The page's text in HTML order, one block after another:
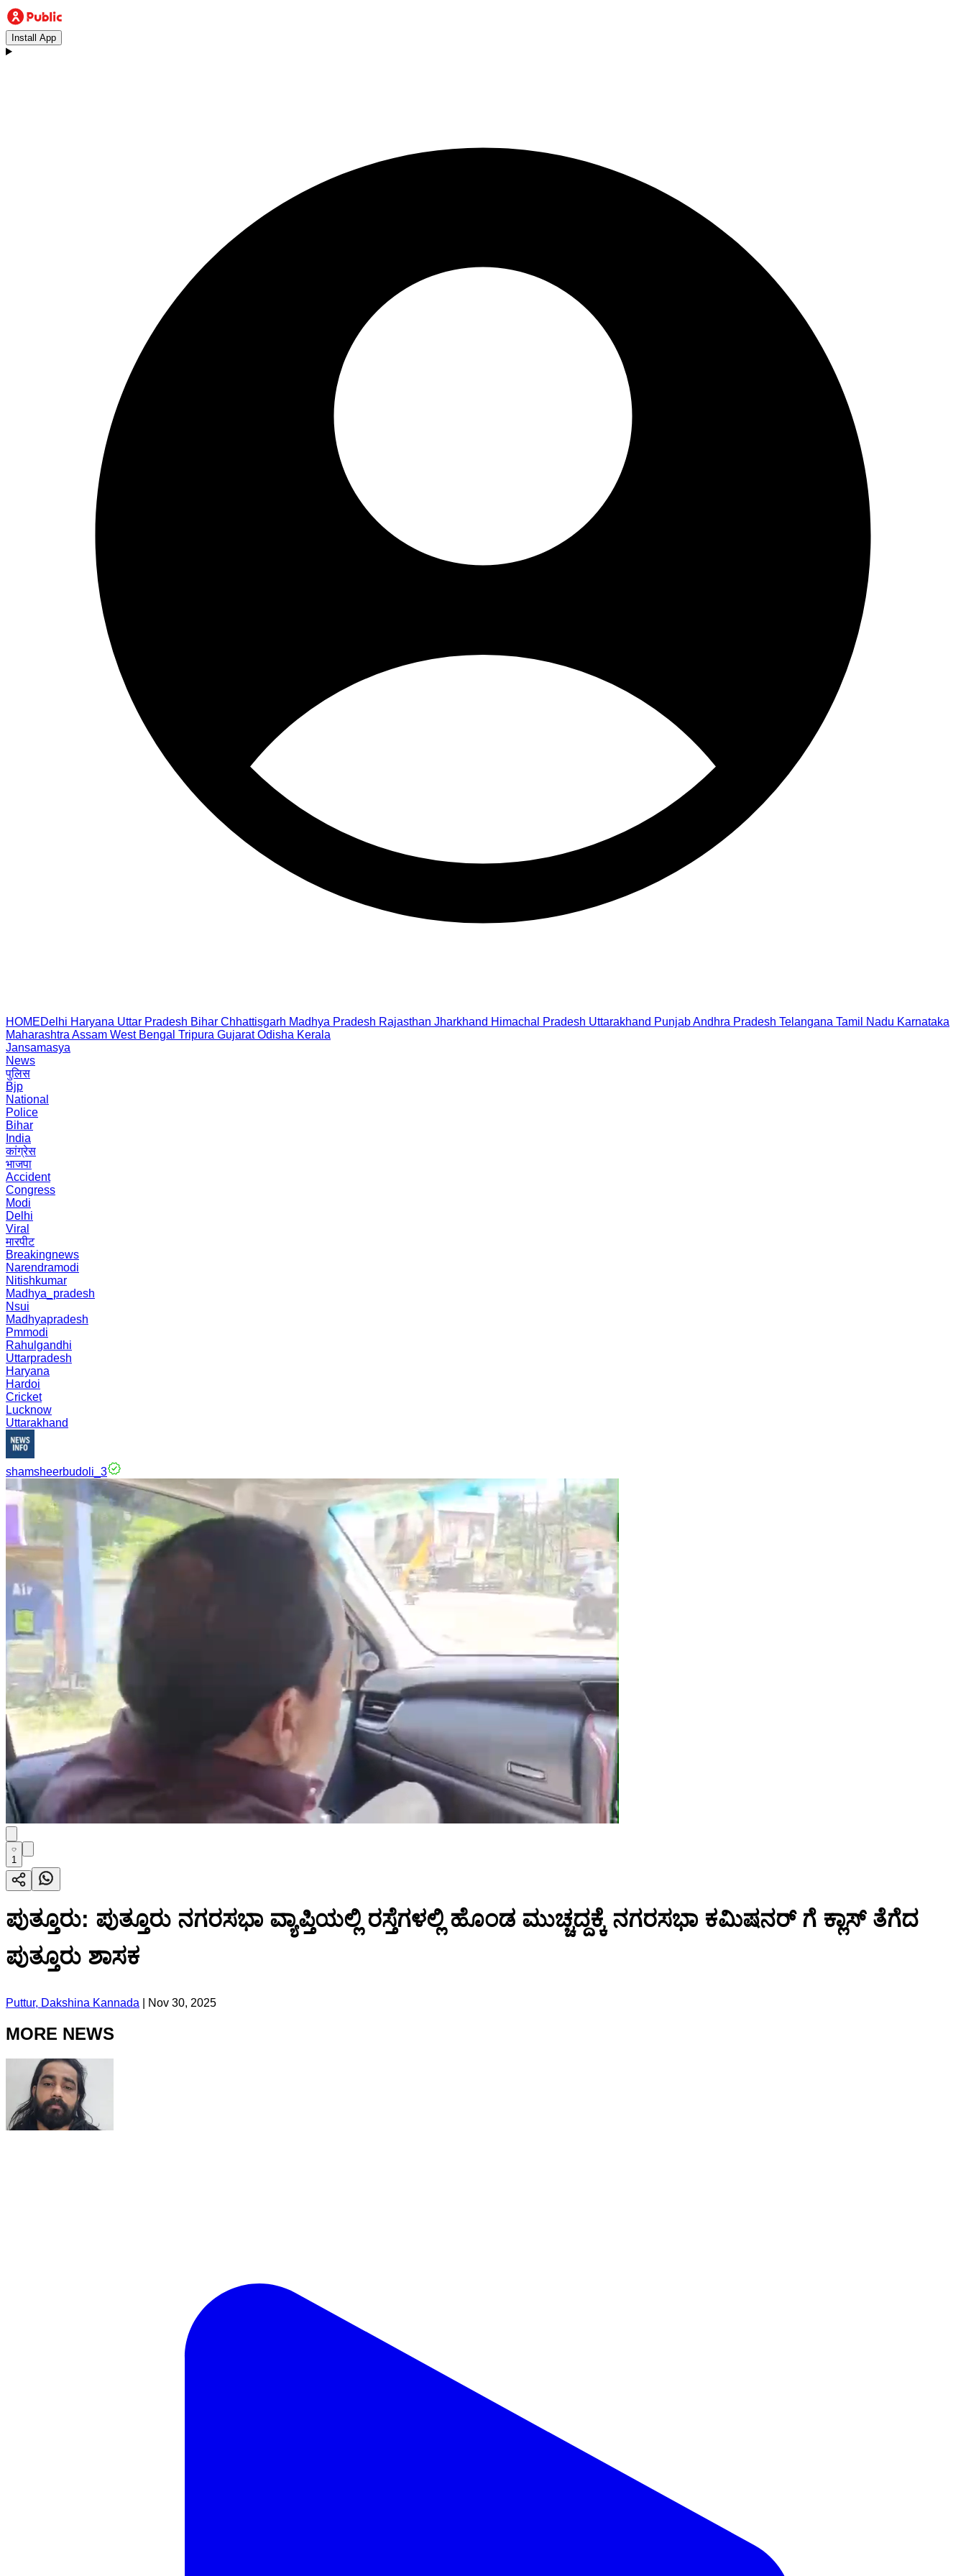
Install App
HOMEDelhi Haryana Uttar Pradesh Bihar Chhattisgarh Madhya Pradesh Rajasthan Jharkhand Himachal Pradesh Uttarakhand PunjabAndhra Pradesh Telangana Tamil Nadu Karnataka
Maharashtra Assam West Bengal Tripura Gujarat Odisha Kerala
Jansamasya
News
पुलिस
Bjp
National
Police
Bihar
India
कांग्रेस
भाजपा
Accident
Congress
Modi
Delhi
Viral
मारपीट
Breakingnews
Narendramodi
Nitishkumar
Madhya_pradesh
Nsui
Madhyapradesh
Pmmodi
Rahulgandhi
Uttarpradesh
Haryana
Hardoi
Cricket
Lucknow
Uttarakhand
shamsheerbudoli_3
1
ಪುತ್ತೂರು: ಪುತ್ತೂರು ನಗರಸಭಾ ವ್ಯಾಪ್ತಿಯಲ್ಲಿ ರಸ್ತೆಗಳಲ್ಲಿ ಹೊಂಡ ಮುಚ್ಚದ್ದಕ್ಕೆ ನಗರಸಭಾ ಕಮಿಷನರ್ ಗೆ ಕ್ಲಾಸ್ ತೆಗೆದ
ಪುತ್ತೂರು ಶಾಸಕ
Puttur, Dakshina Kannada Nov 30, 2025
MORE NEWS